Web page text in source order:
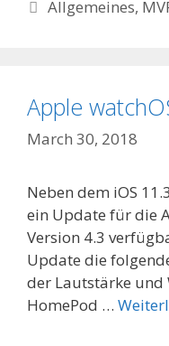
Allgemeines,
Apple
March 30, 2018
Neben dem iOS
ein Update für die
Version 4.3
Update die
der Lautstärke und
HomePod …